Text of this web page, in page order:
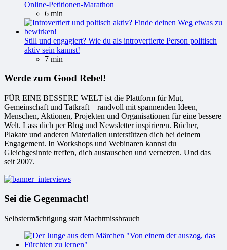
Online-Petitionen-Marathon
6 min
Still und engagiert? Wie du als introvertierte Person politisch
aktiv sein kannst!
7 min
Werde zum Good Rebel!
FÜR EINE BESSERE WELT ist die Plattform für Mut,
Gemeinschaft und Tatkraft – randvoll mit spannenden Ideen,
Menschen, Aktionen, Projekten und Organisationen für eine bessere
Welt. Lass dich per Blog und Newsletter inspirieren. Bücher,
Plakate und anderen Materialien unterstützen dich bei deinem
Engagement. In Workshops und Webinaren kannst du
Gleichgesinnte treffen, dich austauschen und vernetzen. Und das
seit 2007.
Sei die Gegenmacht!
Selbstermächtigung statt Machtmissbrauch